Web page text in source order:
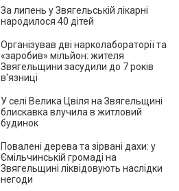
За липень у Звягельській лікарні
народилося 40 дітей
Організував дві нарколабораторії та
«заробив» мільйон: жителя
Звягельщини засудили до 7 років
в'язниці
У селі Велика Цвіля на Звягельщині
блискавка влучила в житловий
будинок
Повалені дерева та зірвані дахи: у
Ємільчинській громаді на
Звягельщині ліквідовують наслідки
негоди